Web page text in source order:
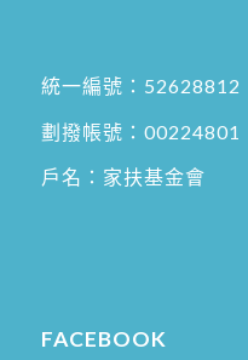
統一編號：52628812
劃撥帳號：00224801
戶名：家扶基金會
FACEBOOK